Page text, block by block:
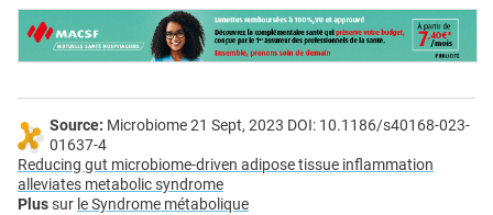
Source: Microbiome 21 Sept, 2023 DOI: 10.1186/s40168-023-
01637-4
Reducing gut microbiome-driven adipose tissue inflammation
alleviates metabolic syndrome
Plussur le Syndrome métabolique